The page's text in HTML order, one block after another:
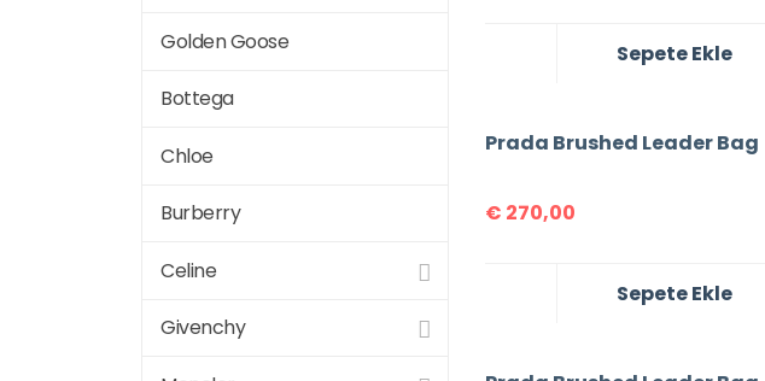
Golden Goose
Bottega
Chloe
Burberry
Celine
Givenchy
Sepete Ekle
Prada Brushed Leader Bag
€ 270,00
Sepete Ekle